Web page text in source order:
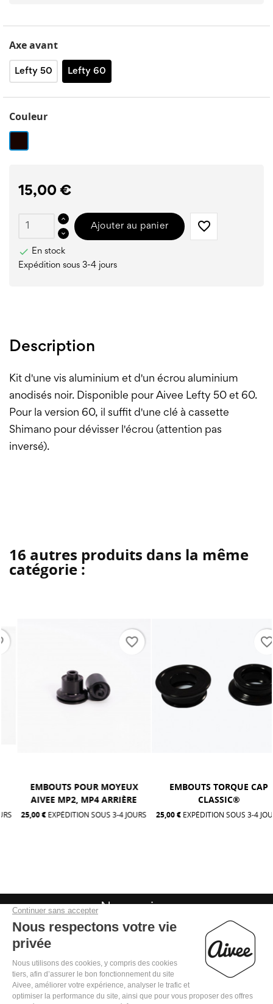
Axe avant
Lefty 50 Lefty 60
Couleur
15,00 €
Ajouter au panier favorite_border

En stock
Expédition sous 3-4 jours
Description
Kit d'une vis aluminium et d'un écrou aluminium
anodisés noir. Disponible pour Aivee Lefty 50 et 60.
Pour la version 60, il suffit d'une clé à cassette
Shimano pour dévisser l'écrou (attention pas
inversé).
16 autres produits dans la même
catégorie :
EMBOUTS POUR MOYEUX
AIVEE MP2, MP4 ARRIÈRE
25,00 €EXPÉDITION SOUS 3-4 JOURS
EMBOUTS TORQUE CAP
CLASSIC®
25,00 €EXPÉDITION SOUS 3-4 JOURS
Mentions légales Politique de confidentialité